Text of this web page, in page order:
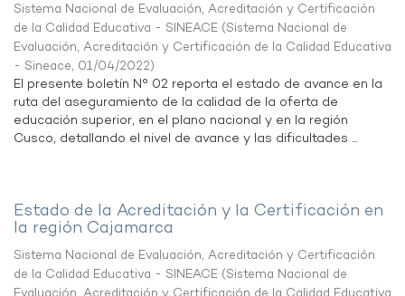
Sistema Nacional de Evaluación, Acreditación y Certificación
de la Calidad Educativa - SINEACE (Sistema Nacional de
Evaluación, Acreditación y Certificación de la Calidad Educativa
- Sineace, 01/04/2022)
El presente boletín N° 02 reporta el estado de avance en la
ruta del aseguramiento de la calidad de la oferta de
educación superior, en el plano nacional y en la región
Cusco, detallando el nivel de avance y las dificultades ...
Estado de la Acreditación y la Certificación en
la región Cajamarca
Sistema Nacional de Evaluación, Acreditación y Certificación
de la Calidad Educativa - SINEACE (Sistema Nacional de